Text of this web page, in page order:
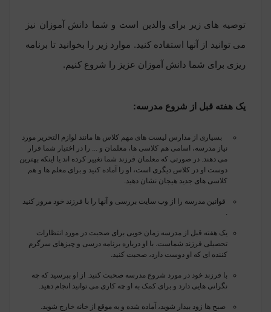
توصیه های زیر برای والدین است و شما دانش آموزان نیز
می توانید از آنها استفاده کنید. موارد زیر را بخوانید تا برنامه
ریزی برای شما دانش آموزان عزیز را شروع کنیم.
یک هفته قبل از شروع مدرسه:
بسیاری از مدارس لیست های مهم کلاس ها مانند لوازم التحریر مورد
نیاز مدرسه، اسامی هم کلاسی ها، معلمان و ... را در اختیار شما قرار
می دهند. در صورتی که معلمان فرزند شما تغییر کرده اند یا اینکه بهترین
دوست او در کلاس دیگری است، او را آماده کنید و برای معلم ها و هم
کلاسی های جدید هیجان نشان دهید.
قوانین مدرسه را از وب سایت بررسی و آنها را با فرزند خود مرور کنید
.
یک هفته قبل از مدرسه زمان خوبی برای صحبت در مورد انتظارات
تحصیلی فرزند شماست. با او درباره برنامه درسی و چیزهای سرگرم
کننده ای که او دوست دارد، صحبت کنید.
با فرزند خود در مورد شروع مدرسه صحبت کنید. از او بپرسید که چه
نگرانی هایی دارد و برای کمک به او چه کاری می توانید انجام دهید.
صبح ها زود بیدار شوید، آماده شده و به موقع از خانه خارج شوید.